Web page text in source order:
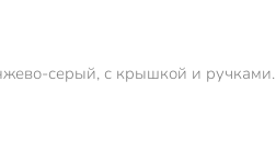
серый, с крышкой и ручками.